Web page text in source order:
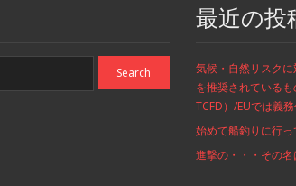
最近の投
気候・自然リスク
を推奨されているも
TCFD）/EUでは義
始めて船釣りに行っ
進撃の・・・その